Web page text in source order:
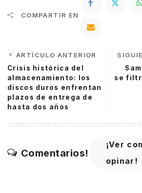
COMPARTIR EN
ARTÍCULO ANTERIOR
Crisis histórica del
almacenamiento: los
discos duros enfrentan
plazos de entrega de
hasta dos años
se
Comentarios!
¡Ver
opinar!